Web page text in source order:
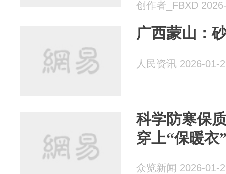
创作者_FBXD
广西蒙山：
人民资讯 2026-01-
科学防寒保
穿上“保暖衣
众览新闻 2026-01-